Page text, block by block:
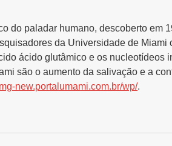
do paladar humano, descoberto
da Universidade de
ácido glutâmico e os
são o aumento da salivação e a
new.portalumami.com.br/wp/.